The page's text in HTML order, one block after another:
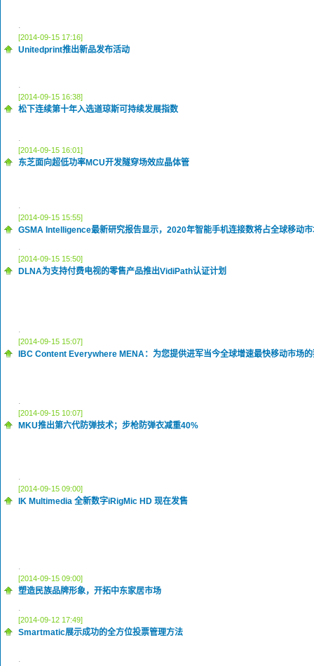
.
[2014-09-15 17:16]
Unitedprint推出新品发布活动
.
[2014-09-15 16:38]
松下连续第十年入选道琼斯可持续发展指数
.
[2014-09-15 16:01]
东芝面向超低功率MCU开发隧穿场效应晶体管
.
[2014-09-15 15:55]
GSMA Intelligence最新研究报告显示，2020年智能手机连接数将占全球移动
.
[2014-09-15 15:50]
DLNA为支持付费电视的零售产品推出VidiPath认证计划
.
[2014-09-15 15:07]
IBC Content Everywhere MENA：为您提供进军当今全球增速最快移动市场
.
[2014-09-15 10:07]
MKU推出第六代防弹技术；步枪防弹衣减重40%
.
[2014-09-15 09:00]
IK Multimedia 全新数字iRigMic HD 现在发售
.
[2014-09-15 09:00]
塑造民族品牌形象，开拓中东家居市场
.
[2014-09-12 17:49]
Smartmatic展示成功的全方位投票管理方法
.